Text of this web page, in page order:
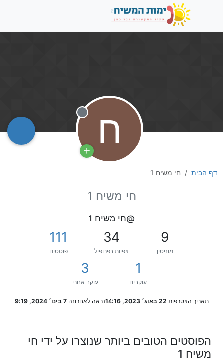
דף הבית חי משיח 1
ח מנותק
חי משיח 1
@חי משיח 1
9
מוניטין
34
צפיות בפרופיל
111
פוסטים
1
עוקבים
3
עוקב אחרי
תאריך הצטרפות 22 באוג׳ 2023, 14:16 נראה לאחרונה 7 בינו׳ 2024, 9:19
הפוסטים הטובים ביותר שנוצרו על ידי חי
משיח 1